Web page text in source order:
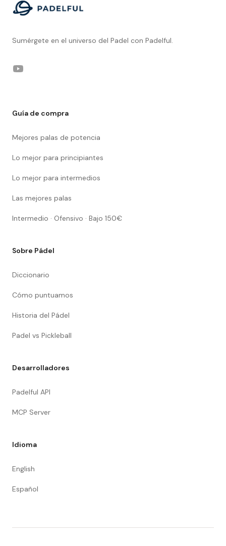
Sumérgete en el universo del Padel con Padelful.
YouTube
Guía de compra
Mejores palas de potencia
Lo mejor para principiantes
Lo mejor para intermedios
Las mejores palas
Intermedio · Ofensivo · Bajo 150€
Sobre Pádel
Diccionario
Cómo puntuamos
Historia del Pádel
Padel vs Pickleball
Desarrolladores
Padelful API
MCP Server
Idioma
English
Español